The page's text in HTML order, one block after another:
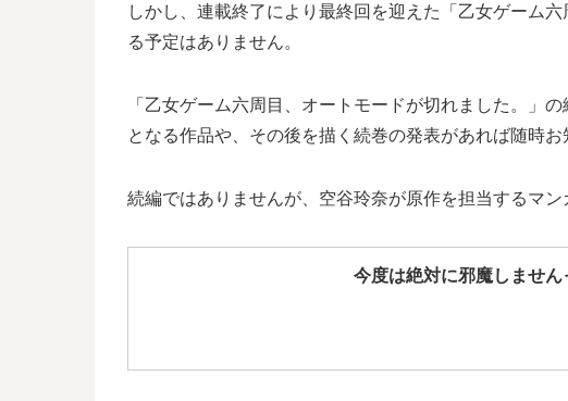
しかし、連載終了により最終回を迎えた「乙女ゲーム
る予定はありません。
「乙女ゲーム六周目、オートモードが切れました。」
となる作品や、その後を描く続巻の発表があれば随時お
続編ではありませんが、空谷玲奈が原作を担当するマ
今度は絶対に邪魔しませ